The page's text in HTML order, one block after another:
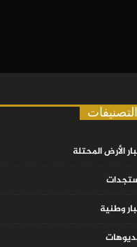
التصنيفات
الأرض المحتلة
وطنية